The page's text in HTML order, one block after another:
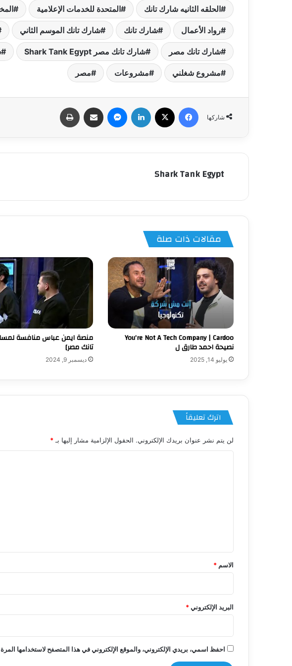
الحلقه الثانيه شارك تانك المتحدة للخدمات الإعلامية
رواد الأعمال شارك تانك شارك تانك الموسم الثاني
شارك تانك مصر شارك تانك مصر Shark Tank Egypt
مشروع شغلني مشروعات مصر
شاركها
فيسبوك لينكدإن ماسنجر مشاركة عبر البريد
Shark Tank Egypt
مقالات ذات صلة
You’re Not A Tech Company | Cardoo
نصيحة احمد طارق ل
يوليو 14, 2025
منصة ايمن عباس منافسة
تانك مصر]
ديسمبر 9, 2024
اترك تعليقاً
لن يتم نشر عنوان بريدك الإلكتروني. الحقول الإلزامية مشار إليها بـ *
*
الاسم *
البريد الإلكتروني*
احفظ اسمي، بريدي الإلكتروني، والموقع الإلكتروني في هذا المتصفح لاستخدامها